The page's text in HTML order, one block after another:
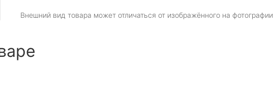
Внешний вид товара может отличаться от изображённого на фотографии